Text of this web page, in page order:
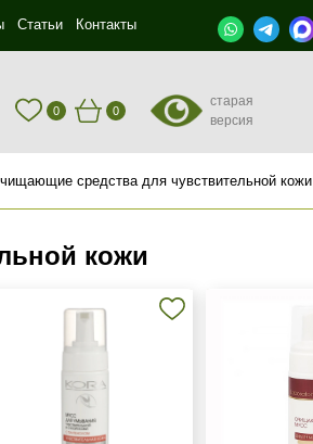
Статьи Контакты
0 0
старая
версия
средства для чувствительной кожи
кожи